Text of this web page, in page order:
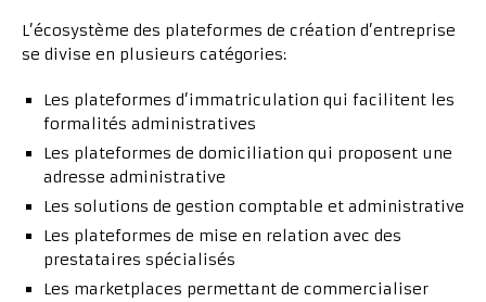
L’écosystème des plateformes de création d’entreprise
se divise en plusieurs catégories:
Les plateformes d’immatriculation qui facilitent les
formalités administratives
Les plateformes de domiciliation qui proposent une
adresse administrative
Les solutions de gestion comptable et administrative
Les plateformes de mise en relation avec des
prestataires spécialisés
Les marketplaces permettant de commercialiser